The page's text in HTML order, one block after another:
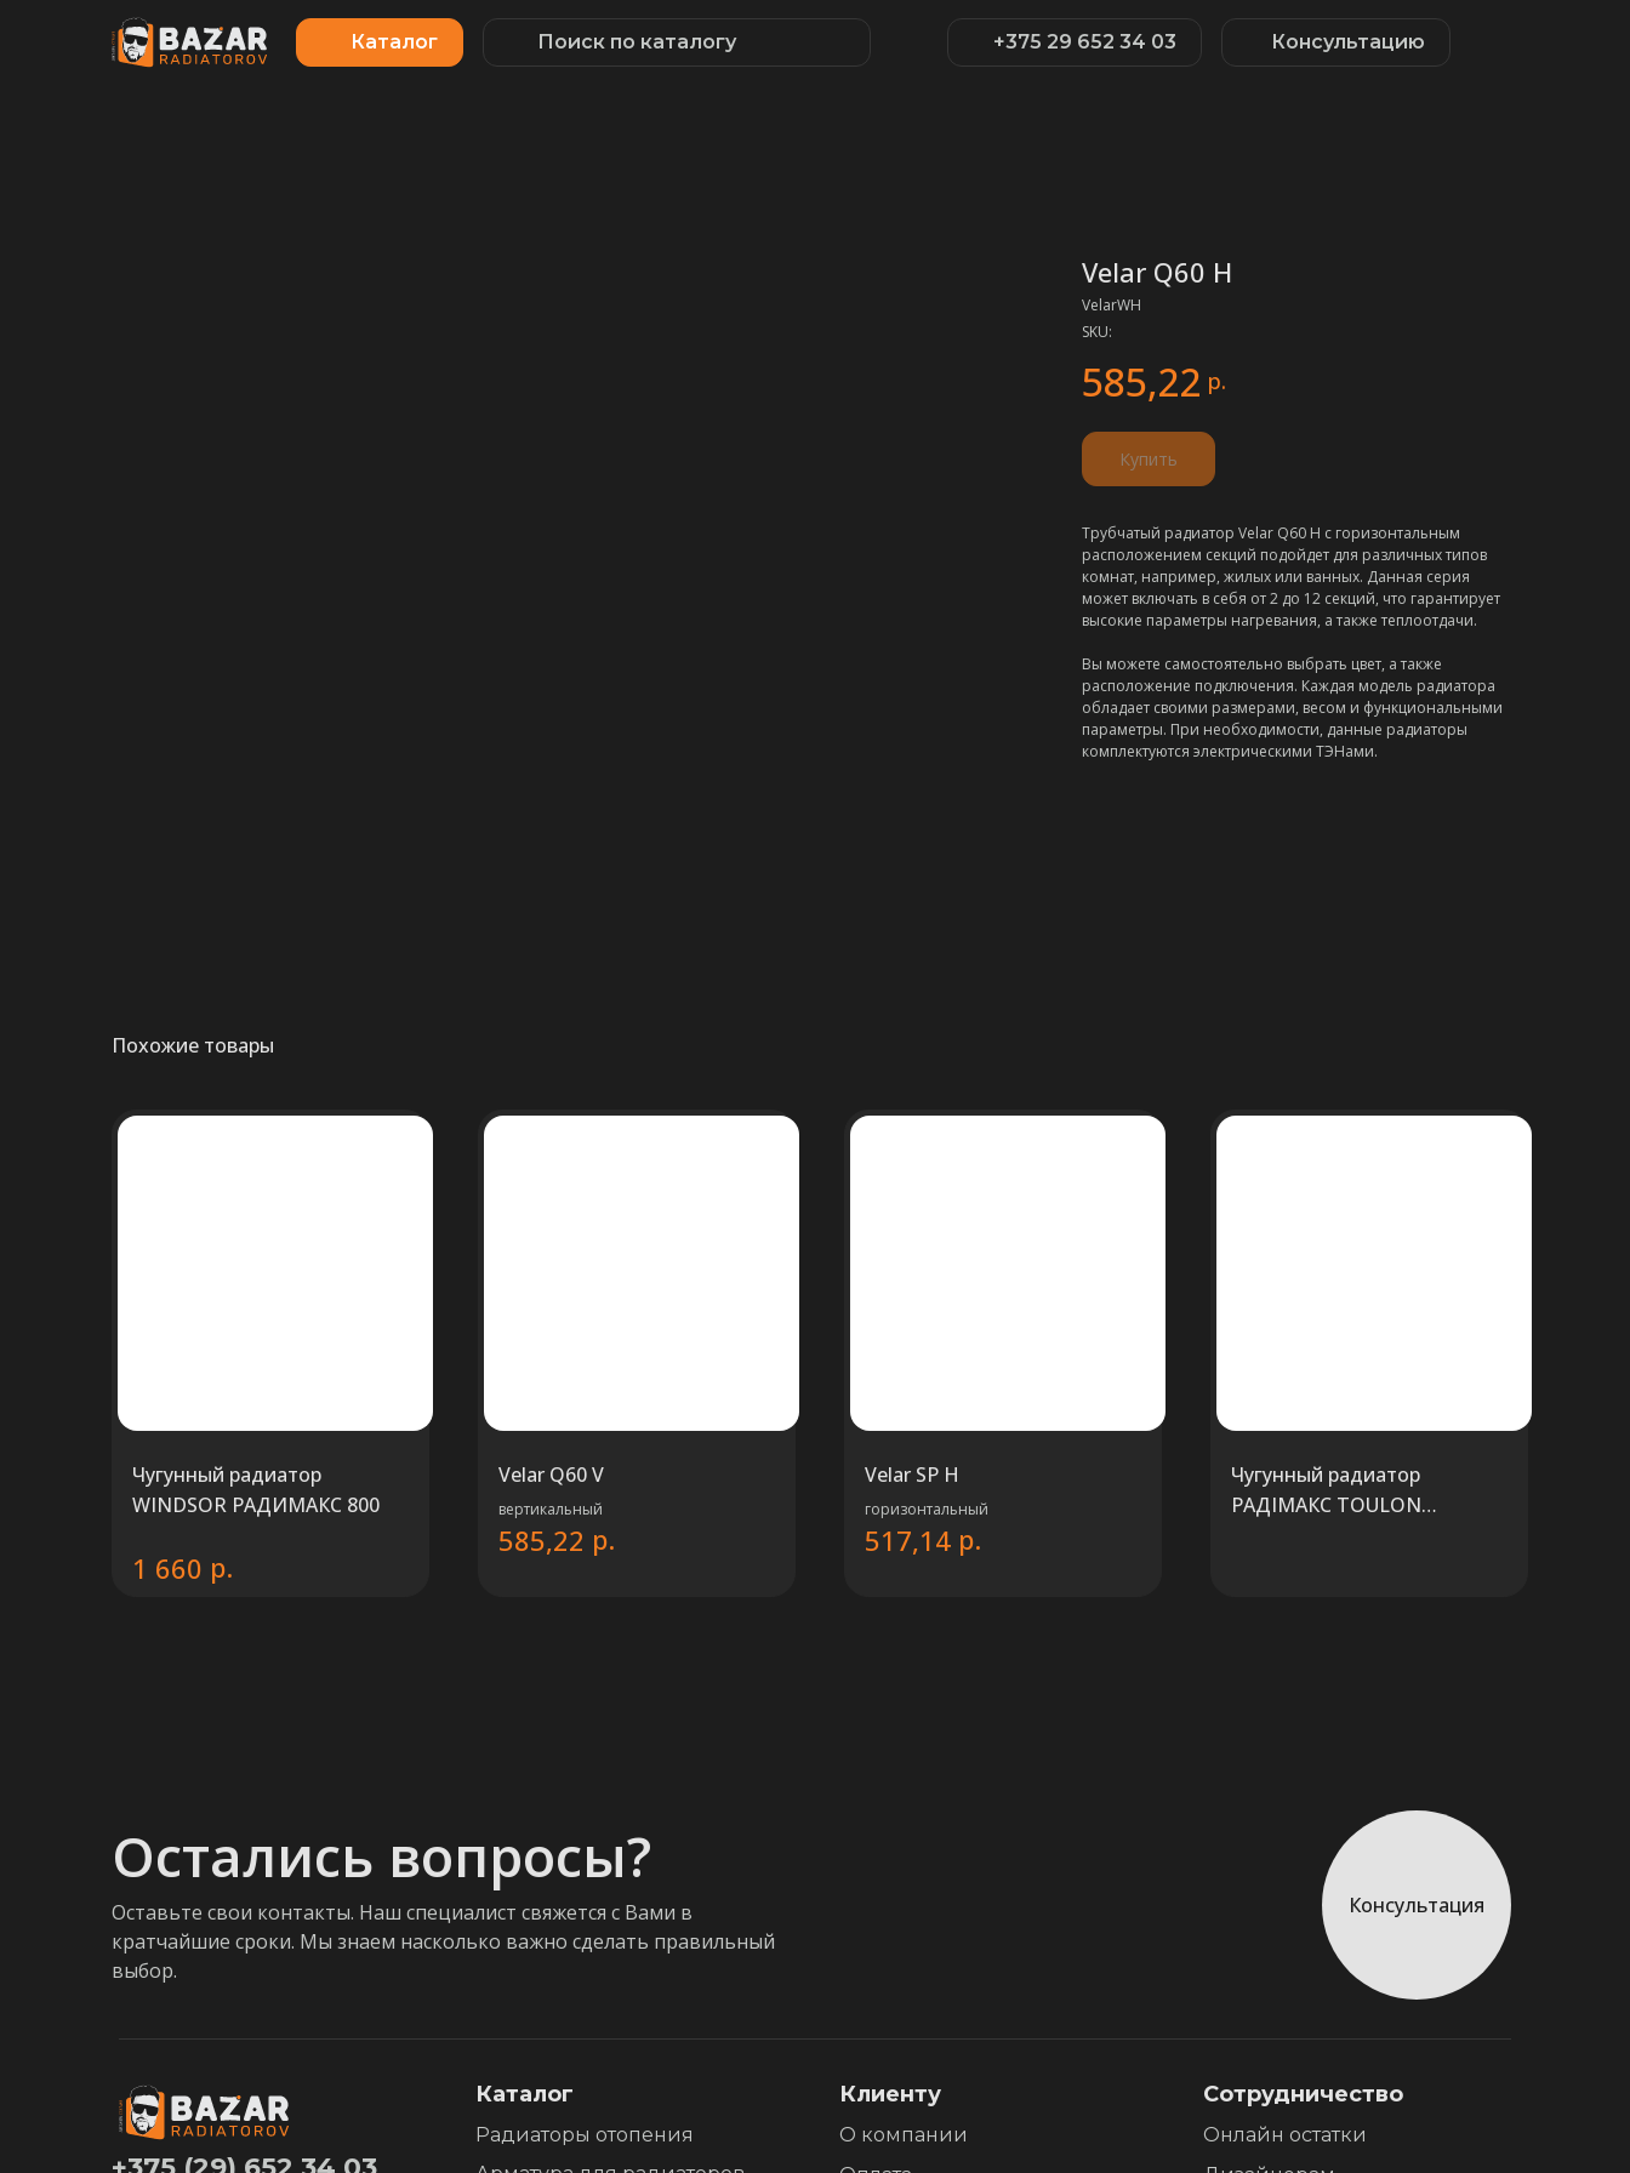
Консультацию
+375 29 652 34 03
Каталог Поиск по каталогу
Velar Q60 H
VelarWH
SKU:
585,22 р.
Купить
Трубчатый радиатор Velar Q60 Н с горизонтальным
расположением секций подойдет для различных типов
комнат, например, жилых или ванных. Данная серия
может включать в себя от 2 до 12 секций, что гарантирует
высокие параметры нагревания, а также теплоотдачи.
Вы можете самостоятельно выбрать цвет, а также
расположение подключения. Каждая модель радиатора
обладает своими размерами, весом и функциональными
параметры. При необходимости, данные радиаторы
комплектуются электрическими ТЭНами.
Похожие товары
Чугунный радиатор
WINDSOR РАДИМАКС 800
1 660 р.
Velar Q60 V
вертикальный
585,22 р.
Velar SP H
горизонтальный
517,14 р.
Чугунный радиатор
РАДIМАКС TOULON
Остались вопросы?
Оставьте свои контакты. Наш специалист свяжется с Вами в
кратчайшие сроки. Мы знаем насколько важно сделать правильный
выбор.
Консультация
Клиенту
О компании
Сотрудничество
Каталог
Радиаторы отопения
Онлайн остатки